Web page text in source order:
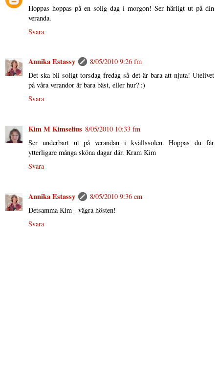
Hoppas hoppas på en solig dag i morgon! Ser härligt ut på din
veranda.
Svara
Annika Estassy
8/05/2010 9:26 fm
Det ska bli soligt torsdag-fredag så det är bara att njuta! Utelivet
på våra verandor är bara bäst, eller hur? :)
Svara
Kim M Kimselius 8/05/2010 10:33 fm
Ser underbart ut på verandan i kvällssolen. Hoppas du får
ytterligare många sköna dagar där. Kram Kim
Svara
Annika Estassy
8/05/2010 9:36 em
Detsamma Kim - vägra hösten!
Svara